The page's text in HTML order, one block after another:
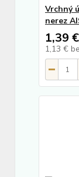
Vrchný
nerez
1,39 €
1,13 €